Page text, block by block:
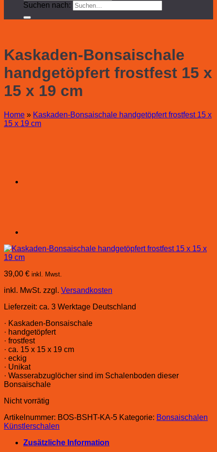
Suchen nach:
Kaskaden-Bonsaischale
handgetöpfert frostfest 15 x
15 x 19 cm
Home » Kaskaden-Bonsaischale handgetöpfert frostfest 15 x
15 x 19 cm
39,00 € inkl. Mwst.
inkl. MwSt. zzgl. Versandkosten
Lieferzeit: ca. 3 Werktage Deutschland
· Kaskaden-Bonsaischale
· handgetöpfert
· frostfest
· ca. 15 x 15 x 19 cm
· eckig
· Unikat
· Wasserabzuglöcher sind im Schalenboden dieser
Bonsaischale
Nicht vorrätig
Artikelnummer: BOS-BSHT-KA-5 Kategorie: Bonsaischalen
Künstlerschalen
Zusätzliche Information